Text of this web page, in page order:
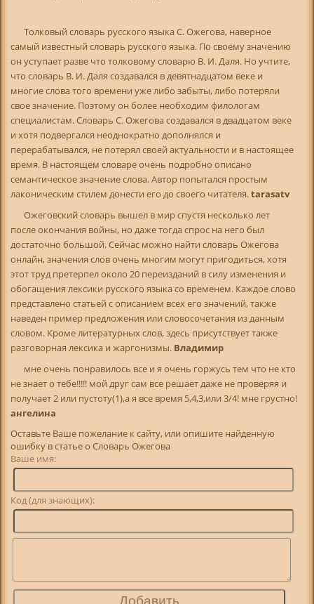
Толковый словарь русского языка С. Ожегова, наверное
самый известный словарь русского языка. По своему значению
он уступает разве что толковому словарю В. И. Даля. Но учтите,
что словарь В. И. Даля создавался в девятнадцатом веке и
многие слова того времени уже либо забыты, либо потеряли
свое значение. Поэтому он более необходим филологам
специалистам. Словарь С. Ожегова создавался в двадцатом веке
и хотя подвергался неоднократно дополнялся и
перерабатывался, не потерял своей актуальности и в настоящее
время. В настоящем словаре очень подробно описано
семантическое значение слова. Автор попытался простым
лаконическим стилем донести его до своего читателя.tarasatv
Ожеговский словарь вышел в мир спустя несколько лет
после окончания войны, но даже тогда спрос на него был
достаточно большой. Сейчас можно найти словарь Ожегова
онлайн, значения слов очень многим могут пригодиться, хотя
этот труд претерпел около 20 переизданий в силу изменения и
обогащения лексики русского языка со временем. Каждое слово
представлено статьей с описанием всех его значений, также
наведен пример предложения или словосочетания из данным
словом. Кроме литературных слов, здесь присутствует также
разговорная лексика и жаргонизмы. Владимир
мне очень понравилось все и я очень горжусь тем что не кто
не знает о тебе!!!!! мой друг сам все решает даже не проверяя и
получает 2 или пустоту(1),а я все время 5,4,3,или 3/4! мне грустно!
ангелина
Оставьте Ваше пожелание к сайту, или опишите найденную
ошибку в статье о Словарь Ожегова
Ваше имя:
Код (для знающих):